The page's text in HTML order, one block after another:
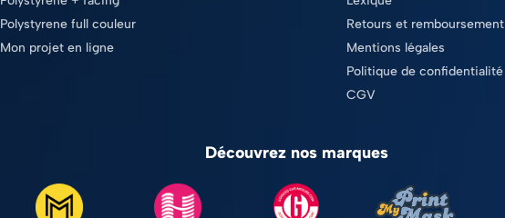
Polystyrene full couleur
Mon projet en ligne
Retours et remboursement
Mentions légales
Politique de confidentialité
CGV
Découvrez nos marques